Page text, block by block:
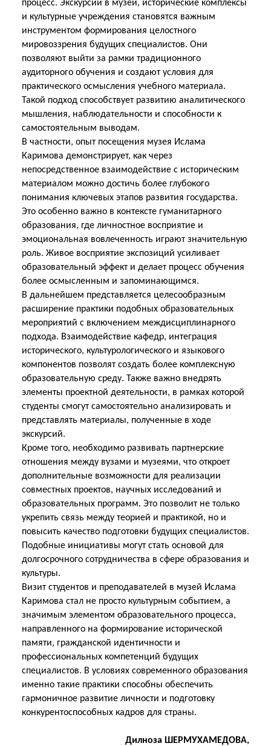
процесс. Экскурсии в музеи, исторические комплексы
и культурные учреждения становятся важным
инструментом формирования целостного
мировоззрения будущих специалистов. Они
позволяют выйти за рамки традиционного
аудиторного обучения и создают условия для
практического осмысления учебного материала.
Такой подход способствует развитию аналитического
мышления, наблюдательности и способности к
самостоятельным выводам.
В частности, опыт посещения музея Ислама
Каримова демонстрирует, как через
непосредственное взаимодействие с историческим
материалом можно достичь более глубокого
понимания ключевых этапов развития государства.
Это особенно важно в контексте гуманитарного
образования, где личностное восприятие и
эмоциональная вовлеченность играют значительную
роль. Живое восприятие экспозиций усиливает
образовательный эффект и делает процесс обучения
более осмысленным и запоминающимся.
В дальнейшем представляется целесообразным
расширение практики подобных образовательных
мероприятий с включением междисциплинарного
подхода. Взаимодействие кафедр, интеграция
исторического, культурологического и языкового
компонентов позволят создать более комплексную
образовательную среду. Также важно внедрять
элементы проектной деятельности, в рамках которой
студенты смогут самостоятельно анализировать и
представлять материалы, полученные в ходе
экскурсий.
Кроме того, необходимо развивать партнерские
отношения между вузами и музеями, что откроет
дополнительные возможности для реализации
совместных проектов, научных исследований и
образовательных программ. Это позволит не только
укрепить связь между теорией и практикой, но и
повысить качество подготовки будущих специалистов.
Подобные инициативы могут стать основой для
долгосрочного сотрудничества в сфере образования и
культуры.
Визит студентов и преподавателей в музей Ислама
Каримова стал не просто культурным событием, а
значимым элементом образовательного процесса,
направленного на формирование исторической
памяти, гражданской идентичности и
профессиональных компетенций будущих
специалистов. В условиях современного образования
именно такие практики способны обеспечить
гармоничное развитие личности и подготовку
конкурентоспособных кадров для страны.
Дилноза ШЕРМУХАМЕДОВА,